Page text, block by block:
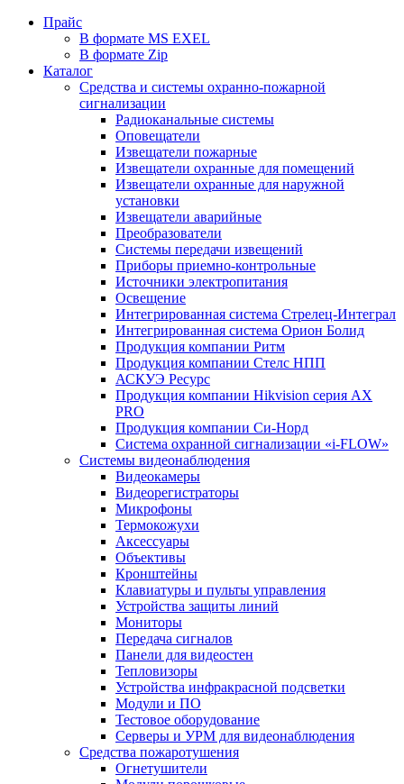
Прайс
В формате MS EXEL
В формате Zip
Каталог
Средства и системы охранно-пожарной
сигнализации
Радиоканальные системы
Оповещатели
Извещатели пожарные
Извещатели охранные для помещений
Извещатели охранные для наружной
установки
Извещатели аварийные
Преобразователи
Системы передачи извещений
Приборы приемно-контрольные
Источники электропитания
Освещение
Интегрированная система Стрелец-Интеграл
Интегрированная система Орион Болид
Продукция компании Ритм
Продукция компании Стелс НПП
АСКУЭ Ресурс
Продукция компании Hikvision серия AX
PRO
Продукция компании Си-Норд
Система охранной сигнализации «i-FLOW»
Системы видеонаблюдения
Видеокамеры
Видеорегистраторы
Микрофоны
Термокожухи
Аксессуары
Объективы
Кронштейны
Клавиатуры и пульты управления
Устройства защиты линий
Мониторы
Передача сигналов
Панели для видеостен
Тепловизоры
Устройства инфракрасной подсветки
Модули и ПО
Тестовое оборудование
Серверы и УРМ для видеонаблюдения
Средства пожаротушения
Огнетушители